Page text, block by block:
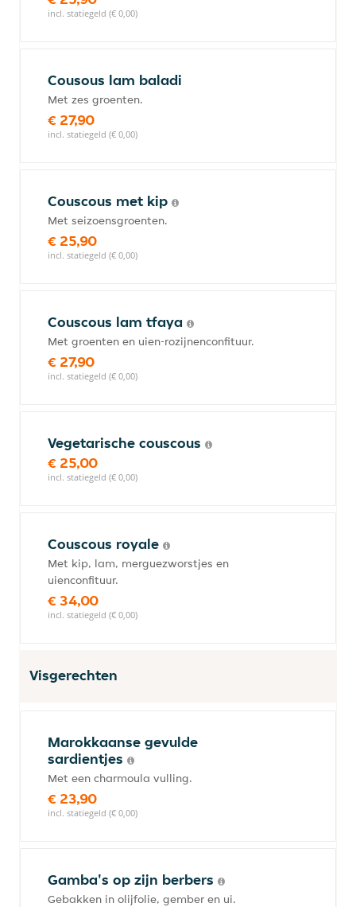
incl. statiegeld (€ 0,00)
Cousous lam baladi
Met zes groenten.
€ 27,90
incl. statiegeld (€ 0,00)
Couscous met kip
Met seizoensgroenten.
€ 25,90
incl. statiegeld (€ 0,00)
Couscous lam tfaya
Met groenten en uien-rozijnenconfituur.
€ 27,90
incl. statiegeld (€ 0,00)
Vegetarische couscous
€ 25,00
incl. statiegeld (€ 0,00)
Couscous royale
Met kip, lam, merguezworstjes en
uienconfituur.
€ 34,00
incl. statiegeld (€ 0,00)
Visgerechten
Marokkaanse gevulde
sardientjes
Met een charmoula vulling.
€ 23,90
incl. statiegeld (€ 0,00)
Gamba's op zijn berbers
Gebakken in olijfolie, gember en ui.